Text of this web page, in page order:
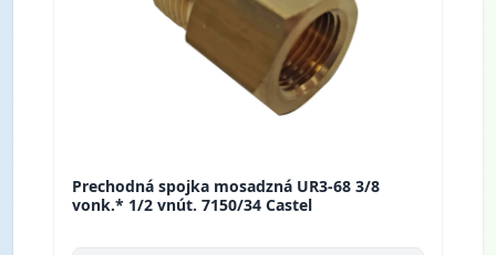
Prechodná spojka mosadzná UR3-68 3/8
vonk.* 1/2 vnút. 7150/34 Castel